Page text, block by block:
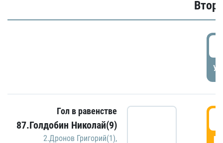
Гол в равенстве
87.Голдобин Николай(9)
2.Дронов Григорий(1),